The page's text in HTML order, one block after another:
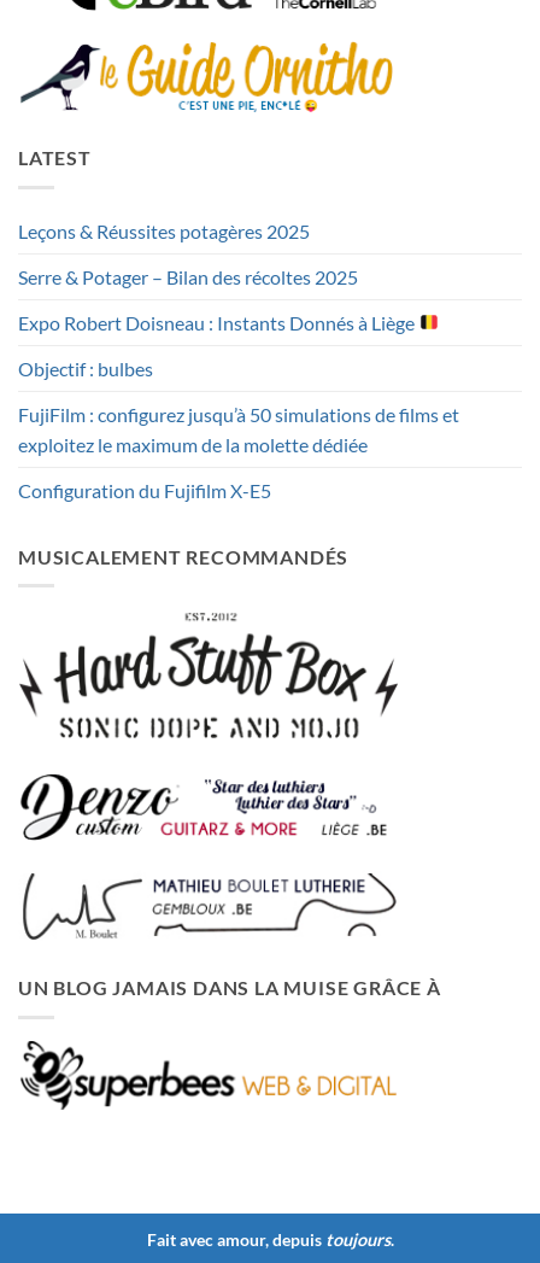
LATEST
Leçons & Réussites potagères 2025
Serre & Potager – Bilan des récoltes 2025
Expo Robert Doisneau : Instants Donnés à Liège
Objectif : bulbes
FujiFilm : configurez jusqu’à 50 simulations de films et
exploitez le maximum de la molette dédiée
Configuration du Fujifilm X-E5
MUSICALEMENT RECOMMANDÉS
UN BLOG JAMAIS DANS LA MUISE GRÂCE À
Fait avec amour, depuis toujours.